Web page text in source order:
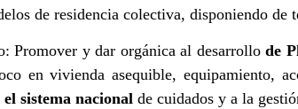
de residencia colectiva, disponiendo de
Promover y dar orgánica al desarrollode
en vivienda asequible, equipamiento,
sistema nacional de cuidados y a la